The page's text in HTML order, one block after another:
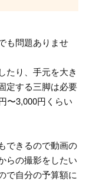
も問題ありませ
たり、手元を大き
定する三脚は必要
〜3,000円くらい
できるので動画の
らの撮影をしたい
で自分の予算額に